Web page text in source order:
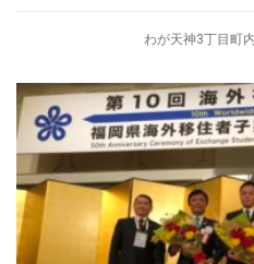
わが天神3丁目町